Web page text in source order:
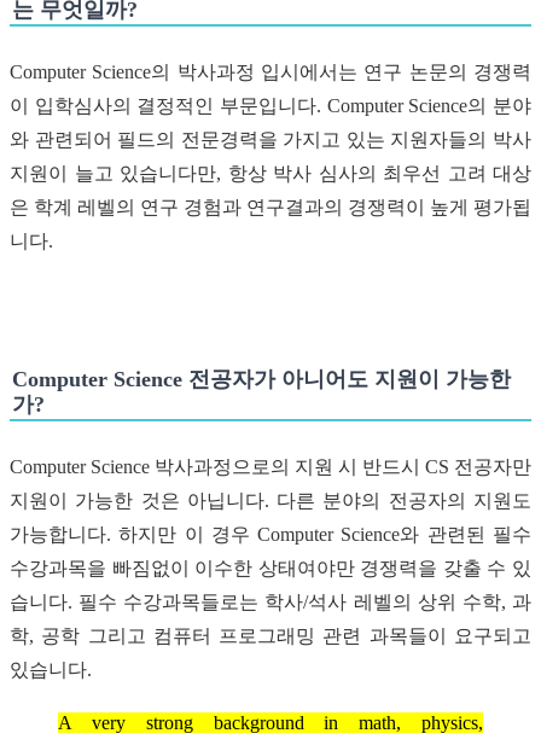
는 무엇일까?
Computer Science의 박사과정 입시에서는 연구 논문의 경쟁력
이 입학심사의 결정적인 부문입니다. Computer Science의 분야
와 관련되어 필드의 전문경력을 가지고 있는 지원자들의 박사
지원이 늘고 있습니다만, 항상 박사 심사의 최우선 고려 대상
은 학계 레벨의 연구 경험과 연구결과의 경쟁력이 높게 평가됩
니다.
Computer Science 전공자가 아니어도 지원이 가능한
가?
Computer Science 박사과정으로의 지원 시 반드시 CS 전공자만
지원이 가능한 것은 아닙니다. 다른 분야의 전공자의 지원도
가능합니다. 하지만 이 경우 Computer Science와 관련된 필수
수강과목을 빠짐없이 이수한 상태여야만 경쟁력을 갖출 수 있
습니다. 필수 수강과목들로는 학사/석사 레벨의 상위 수학, 과
학, 공학 그리고 컴퓨터 프로그래밍 관련 과목들이 요구되고
있습니다.
A very strong background in math, physics,